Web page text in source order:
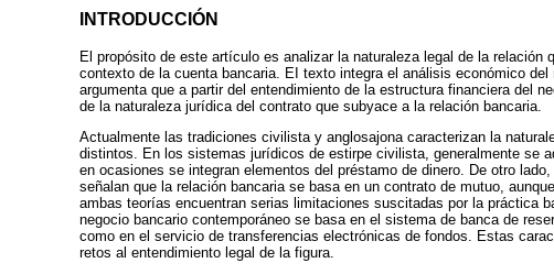
INTRODUCCIÓN
El propósito de este artículo es analizar la naturaleza legal de la
contexto de la cuenta bancaria. EI texto integra el análisis económico
argumenta que a partir del entendimiento de la estructura financiera del
de la naturaleza jurídica del contrato que subyace a la relación bancaria.
Actualmente las tradiciones civilista y anglosajona caracterizan la
distintos. En los sistemas jurídicos de estirpe civilista, generalmente se
en ocasiones se integran elementos del préstamo de dinero. De otro
señalan que la relación bancaria se basa en un contrato de mutuo,
ambas teorías encuentran serias limitaciones suscitadas por la práctica
negocio bancario contemporáneo se basa en el sistema de banca de
como en el servicio de transferencias electrónicas de fondos. Estas
retos al entendimiento legal de la figura.